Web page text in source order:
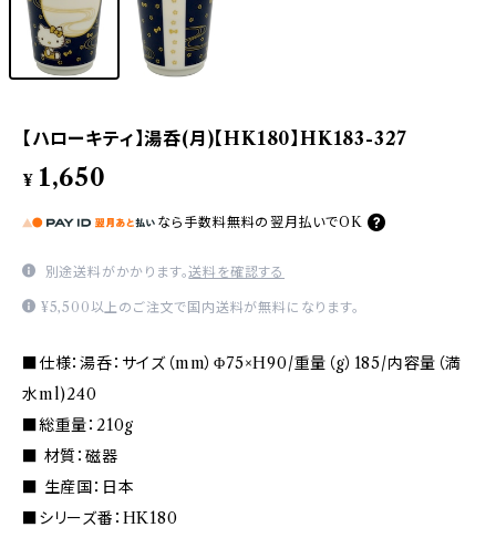
【ハローキティ】湯呑(月)【HK180】HK183-327
¥ 1,650
なら 手数料無料の 翌月払いでOK
別途送料がかかります。送料を確認する
¥5,500以上のご注文で国内送料が無料になります。
■仕様：湯呑：サイズ（mm）Φ75×H90/重量（g）185/内容量（満
水ml)240
■総重量：210g
■ 材質：磁器
■ 生産国：日本
■シリーズ番：HK180